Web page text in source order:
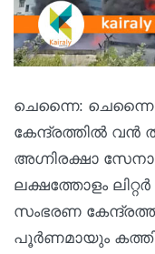
ചെന്നൈ:
കേന്ദ്രത്തിൽ വൻ
അഗ്നിരക്ഷാ
ലക്ഷത്തോളം
സംഭരണ
പൂർണമായും കത്തി